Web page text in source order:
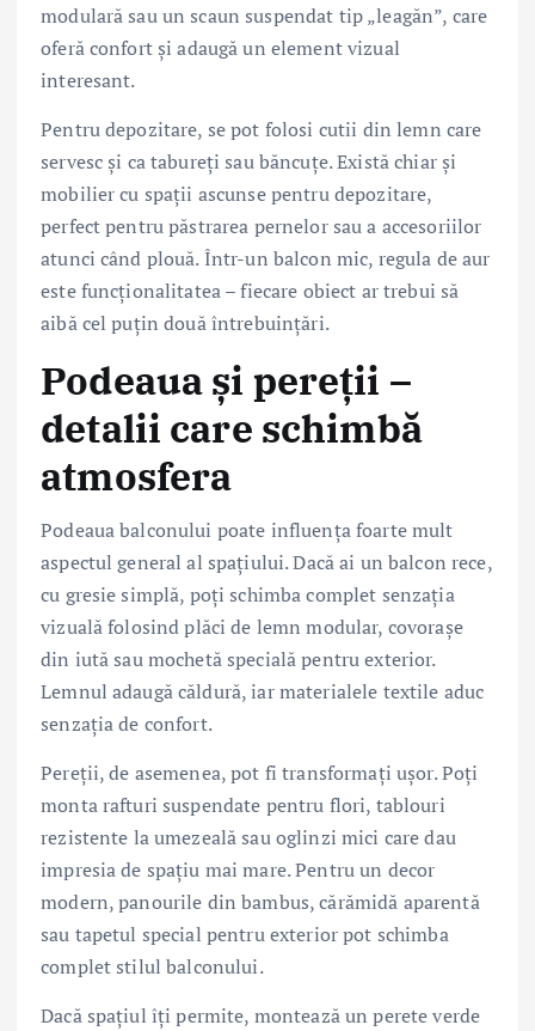
modulară sau un scaun suspendat tip „leagăn”, care
oferă confort și adaugă un element vizual
interesant.
Pentru depozitare, se pot folosi cutii din lemn care
servesc și ca tabureți sau băncuțe. Există chiar și
mobilier cu spații ascunse pentru depozitare,
perfect pentru păstrarea pernelor sau a accesoriilor
atunci când plouă. Într-un balcon mic, regula de aur
este funcționalitatea – fiecare obiect ar trebui să
aibă cel puțin două întrebuințări.
Podeaua și pereții –
detalii care schimbă
atmosfera
Podeaua balconului poate influența foarte mult
aspectul general al spațiului. Dacă ai un balcon rece,
cu gresie simplă, poți schimba complet senzația
vizuală folosind plăci de lemn modular, covorașe
din iută sau mochetă specială pentru exterior.
Lemnul adaugă căldură, iar materialele textile aduc
senzația de confort.
Pereții, de asemenea, pot fi transformați ușor. Poți
monta rafturi suspendate pentru flori, tablouri
rezistente la umezeală sau oglinzi mici care dau
impresia de spațiu mai mare. Pentru un decor
modern, panourile din bambus, cărămidă aparentă
sau tapetul special pentru exterior pot schimba
complet stilul balconului.
Dacă spațiul îți permite, montează un perete verde